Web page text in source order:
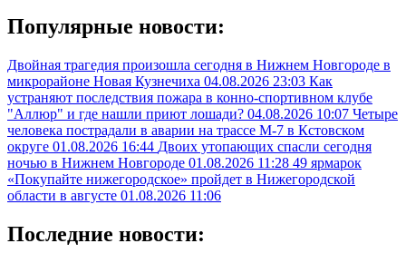
Популярные новости:
Двойная трагедия произошла сегодня в Нижнем Новгороде в
микрорайоне Новая Кузнечиха 04.08.2026 23:03 Как
устраняют последствия пожара в конно-спортивном клубе
"Аллюр" и где нашли приют лошади? 04.08.2026 10:07 Четыре
человека пострадали в аварии на трассе М-7 в Кстовском
округе 01.08.2026 16:44 Двоих утопающих спасли сегодня
ночью в Нижнем Новгороде 01.08.2026 11:28 49 ярмарок
«Покупайте нижегородское» пройдет в Нижегородской
области в августе 01.08.2026 11:06
Последние новости: